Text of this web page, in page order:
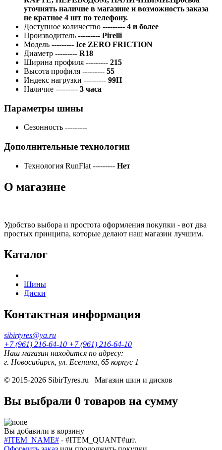
уточнять наличие в магазине и возможность заказа
не кратное 4 шт по телефону.
Доступное количество --------- 4 и более
Производитель --------- Pirelli
Модель --------- Ice ZERO FRICTION
Диаметр --------- R18
Ширина профиля --------- 215
Высота профиля --------- 55
Индекс нагрузки --------- 99H
Наличие --------- 3 часа
Параметры шины
Сезонность ---------
Дополнительные технологии
Технология RunFlat --------- Нет
О магазине
Удобство выбора и простота оформления покупки - вот два
простых принципа, которые делают наш магазин лучшим.
Каталог
Шины
Диски
Контактная информация
sibirtyres@ya.ru
+7 (961) 216-64-10 +7 (961) 216-64-10
Наш магазин находится по адресу:
г. Новосибирск, ул. Есенина, 65 корпус 1
© 2015-2026 SibirTyres.ru Магазин шин и дисков
Вы выбрали 0 товаров на сумму
Вы добавили в корзину
#ITEM_NAME# - #ITEM_QUANT#шт.